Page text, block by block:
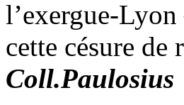
l’exergue-
cette césure
Coll.Paulosius